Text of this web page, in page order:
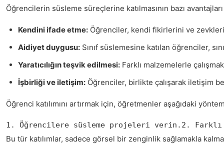
Öğrencilerin süsleme süreçlerine katılmasının bazı
Kendini ifade etme: Öğrenciler, kendi fikirlerini ve
Aidiyet duygusu: Sınıf süslemesine katılan öğrenciler,
Yaratıcılığın teşvik edilmesi: Farklı malzemelerle
İşbirliği ve iletişim: Öğrenciler, birlikte çalışarak iletişim
Öğrenci katılımını artırmak için, öğretmenler aşağıdaki
1. Öğrencilere süsleme projeleri verin.2.
Bu tür katılımlar, sadece görsel bir zenginlik sağlamakla